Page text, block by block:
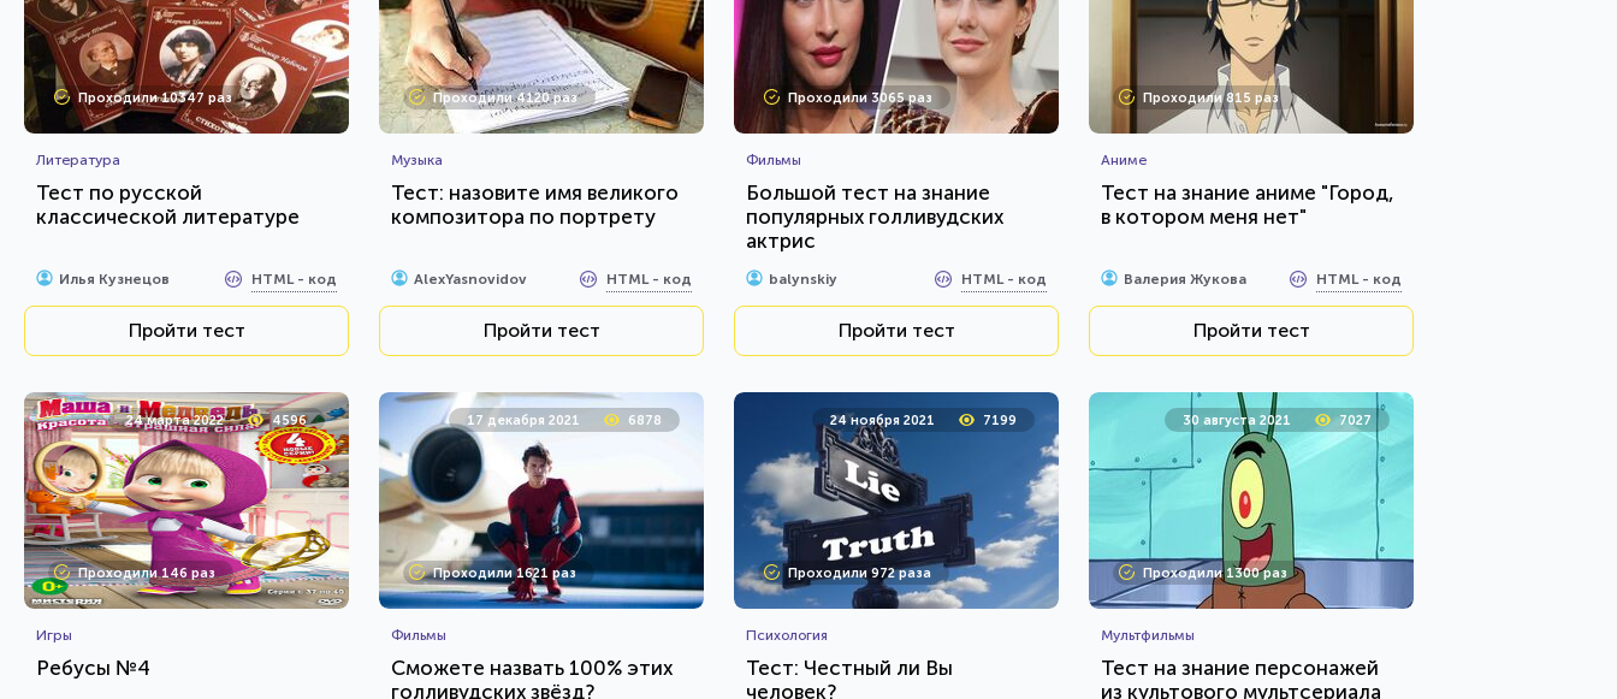
Проходили 10347 раз
Литература
Тест по русской
классической литературе
Илья Кузнецов HTML - код
Пройти тест
Проходили 4120 раз
Музыка
Тест: назовите имя великого
композитора по портрету
AlexYasnovidov HTML - код
Пройти тест
Проходили 3065 раз
Фильмы
Большой тест на знание
популярных голливудских
актрис
balynskiy HTML - код
Пройти тест
Проходили 815 раз
Аниме
Тест на знание аниме "Город,
в котором меня нет"
Валерия Жукова HTML - код
Пройти тест
24 марта 2022 4596
Проходили 146 раз
Игры
Ребусы №4
17 декабря 2021 6878
Проходили 1621 раз
Фильмы
Сможете назвать 100% этих
голливудских звёзд?
24 ноября 2021 7199
Проходили 972 раза
Психология
Тест: Честный ли Вы
человек?
30 августа 2021 7027
Проходили 1300 раз
Мультфильмы
Тест на знание персонажей
из культового мультсериала